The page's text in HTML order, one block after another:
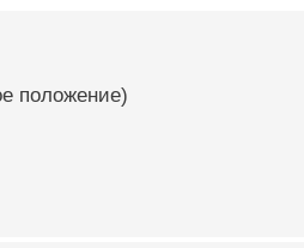
положение)